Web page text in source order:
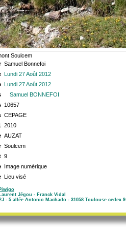
Soulcem
Samuel Bonnefoi
Lundi 27 Août 2012
Lundi 27 Août 2012
Samuel BONNEFOI
10657
CEPAGE
2010
AUZAT
Soulcem
9
Image numérique
Lieu visé
Piwigo
Jégou - Franck Vidal
- 5 allée Antonio Machado - 31058 Toulouse cedex 9